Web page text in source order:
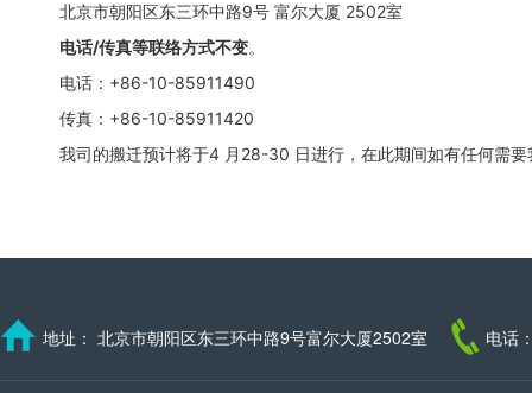
北京市朝阳区东三环中路9号 富尔大厦 2502室
电话/传真等联络方式不变。
电话：+86-10-85911490
传真：+86-10-85911420
我司的搬迁预计将于4 月28-30 日进行，在此期间如有任何需
地址： 北京市朝阳区东三环中路9号富尔大厦2502室 电话